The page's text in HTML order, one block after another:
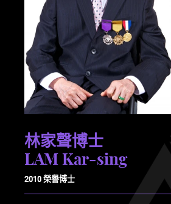
林家聲博士
LAM Kar-sing
2010 榮譽博士